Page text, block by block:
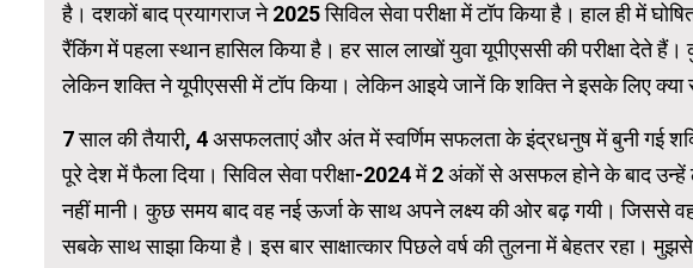
है। दशकों बाद प्रयागराज ने 2025 सिविल सेवा परीक्षा में टॉप किया है। हाल ही में
रैंकिंग में पहला स्थान हासिल किया है। हर साल लाखों युवा यूपीएससी की परीक्षा
लेकिन शक्ति ने यूपीएससी में टॉप किया। लेकिन आइये जानें कि शक्ति ने इसके लिए क्या
7 साल की तैयारी, 4 असफलताएं और अंत में स्वर्णिम सफलता के इंद्रधनुष में बुनी गई
पूरे देश में फैला दिया। सिविल सेवा परीक्षा-2024 में 2 अंकों से असफल होने के बाद
नहीं मानी। कुछ समय बाद वह नई ऊर्जा के साथ अपने लक्ष्य की ओर बढ़ गयी। जिससे
सबके साथ साझा किया है। इस बार साक्षात्कार पिछले वर्ष की तुलना में बेहतर रहा।
WordPress Carousel Trial Version